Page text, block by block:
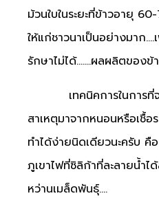
ม้วนใบในระยะที่ข้าวอายุ
ให้แก่ชาวนาเป็นอย่างมาก
รักษาไม่ได้…….ผลผลิตของ
เทคนิคการในการที่จ
สาเหตุมาจากหนอนหรือเชื้
ทำได้ง่ายนิดเดียวนะครับ คื
ภูเขาไฟที่ซิลิก้าที่ละลายน้ำไ
หว่านเมล็ดพันธุ์….